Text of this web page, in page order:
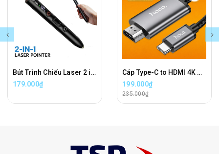
Bút Trình Chiếu Laser 2 in 1 Hoco GM203 Wireless Presenter Chính Hãng
179.000₫
Cáp Type-C to HDMI 4K Hoco UA27 Chính Hãng Dài 2 Mét
199.000₫
235.000₫